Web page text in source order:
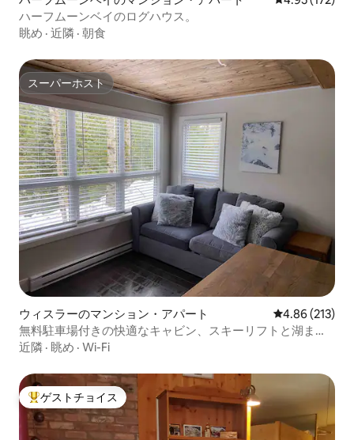
ハーフムーンベイのログハウス。
眺め · 近隣 · 朝食
スーパーホスト
スーパーホスト
ウィスラーのマンション・アパート レビュー213
4.86 (213)
無料駐車場付きの快適なキャビン、スキーリフトと湖まで
徒歩圏内
近隣 · 眺め · Wi-Fi
大好評のゲストチョイスです。
ゲストチョイス